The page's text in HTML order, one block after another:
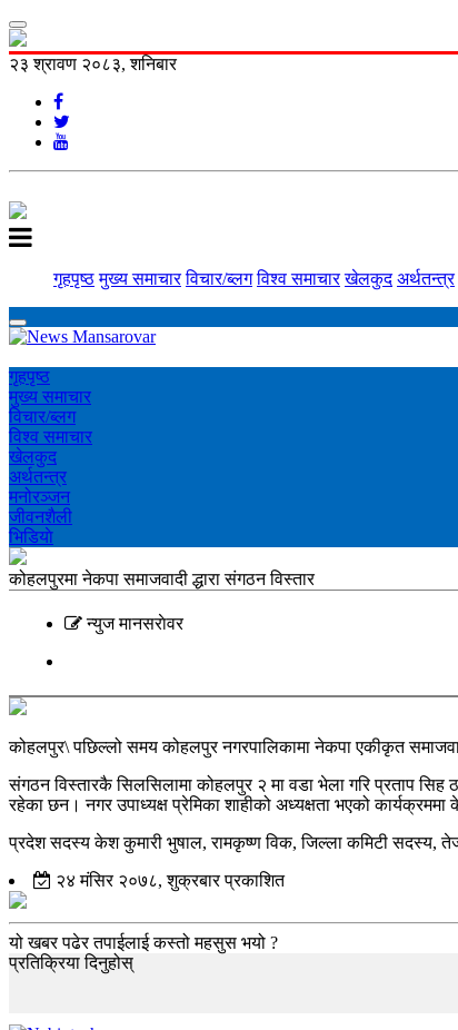
२३ श्रावण २०८३, शनिबार
गृहपृष्ठ मुख्य समाचार विचार/ब्लग विश्व समाचार खेलकुद अर्थतन्त्र
गृहपृष्ठ
मुख्य समाचार
विचार/ब्लग
विश्व समाचार
खेलकुद
अर्थतन्त्र
मनोरञ्‍जन
जीवनशैली
भिडियाे
कोहलपुरमा नेकपा समाजवादी द्धारा संगठन विस्तार
न्युज मानसराेवर
कोहलपुर\ पछिल्लो समय कोहलपुर नगरपालिकामा नेकपा एकीकृत
संगठन विस्तारकै सिलसिलामा कोहलपुर २ मा वडा भेला गरि प्रताप सिह
रहेका छन। नगर उपाध्यक्ष प्रेमिका शाहीको अध्यक्षता भएको
प्रदेश सदस्य केश कुमारी भुषाल, रामकृष्ण विक, जिल्ला कमिटी सदस्य,
२४ मंसिर २०७८, शुक्रबार प्रकाशित
यो खबर पढेर तपाईलाई कस्तो महसुस भयो ?
प्रतिक्रिया दिनुहोस्